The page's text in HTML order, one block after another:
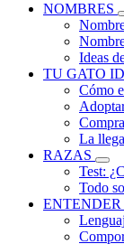
NOMBRES
Ideas
TU GATO
Cómo
La
RAZAS
Test:
Todo